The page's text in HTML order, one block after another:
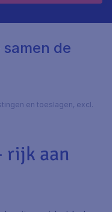
de
en toeslagen, excl.
rijk aan